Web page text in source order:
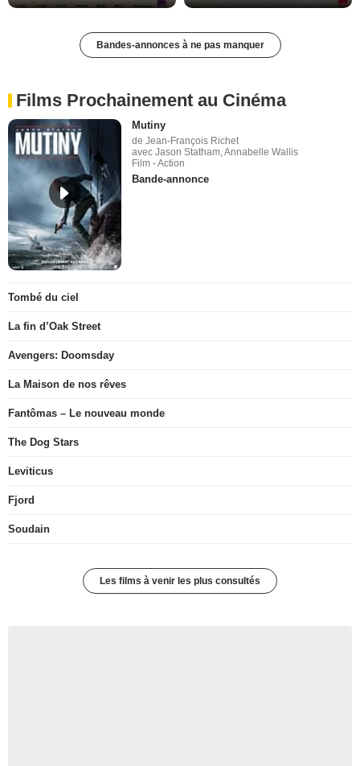
Bandes-annonces à ne pas manquer
Films Prochainement au Cinéma
Mutiny
de Jean-François Richet
avec Jason Statham, Annabelle Wallis
Film - Action
Bande-annonce
Tombé du ciel
La fin d’Oak Street
Avengers: Doomsday
La Maison de nos rêves
Fantômas – Le nouveau monde
The Dog Stars
Leviticus
Fjord
Soudain
Les films à venir les plus consultés